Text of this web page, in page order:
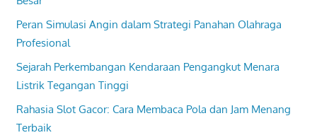
Peran Simulasi Angin dalam Strategi Panahan Olahraga
Profesional
Sejarah Perkembangan Kendaraan Pengangkut Menara
Listrik Tegangan Tinggi
Rahasia Slot Gacor: Cara Membaca Pola dan Jam Menang
Terbaik